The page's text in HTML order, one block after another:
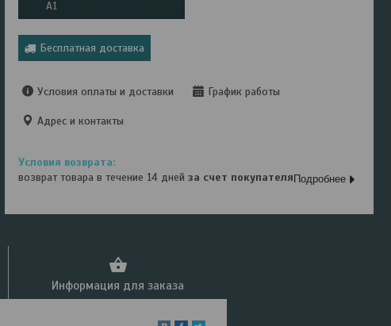
А1
Бесплатная доставка
Условия оплаты и доставки График работы
Адрес и контакты
возврат товара в течение 14 днейза счет покупателя Подробнее
Информация для заказа